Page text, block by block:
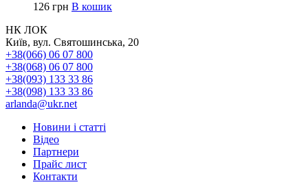
126 грн В кошик
НК ЛОК
Київ, вул. Святошинська, 20
+38(066) 06 07 800
+38(068) 06 07 800
+38(093) 133 33 86
+38(098) 133 33 86
arlanda@ukr.net
Новини і статті
Відео
Партнери
Прайс лист
Контакти